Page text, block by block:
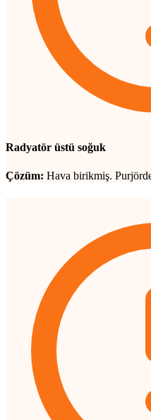
Radyatör üstü soğuk
Çözüm: Hava birikmiş.